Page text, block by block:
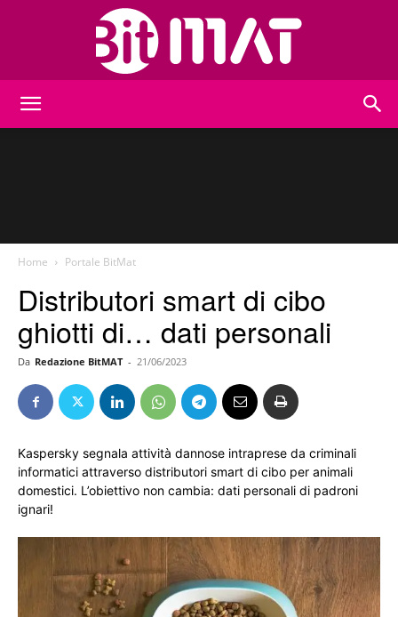
Home Portale BitMat
Distributori smart di cibo
ghiotti di… dati personali
Da Redazione BitMAT - 21/06/2023
Kaspersky segnala attività dannose intraprese da criminali
informatici attraverso distributori smart di cibo per animali
domestici. L’obiettivo non cambia: dati personali di padroni
ignari!